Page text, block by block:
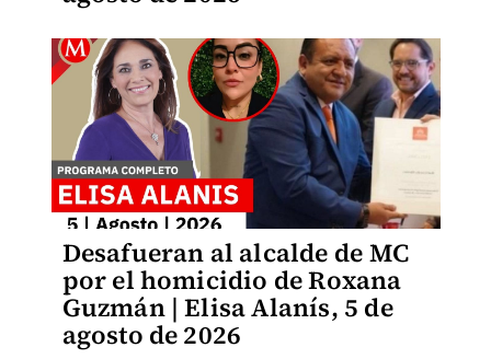
Desafueran al alcalde de MC
por el homicidio de Roxana
Guzmán | Elisa Alanís, 5 de
agosto de 2026